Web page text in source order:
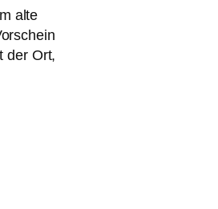
alte
der Ort,